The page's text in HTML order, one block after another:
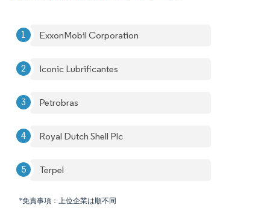
ExxonMobil Corporation
Iconic Lubrificantes
Petrobras
Royal Dutch Shell Plc
Terpel
*免責事項：上位企業は順不同